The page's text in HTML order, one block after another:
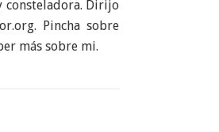
consteladora. Dirijo
Pincha sobre
más sobre mi.